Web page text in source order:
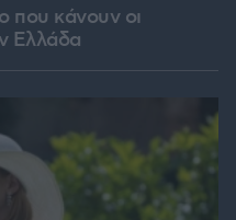
που κάνουν οι
Ελλάδα